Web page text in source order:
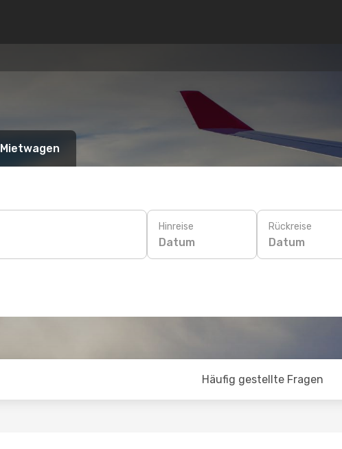
Mietwagen
Hinreise
Datum
Rückreise
Datum
Häufig gestellte Fragen